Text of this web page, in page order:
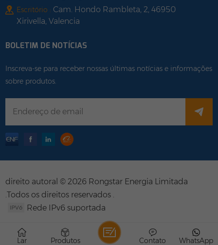
Escritório : Cam. Hondo Rambleta, 2, 46950
Xirivella, Valencia
BOLETIM DE NOTÍCIAS
Inscreva-se para receber nossas últimas notícias e informações
sobre produtos.
direito autoral © 2026 Rongstar Energia Limitada
.Todos os direitos reservados .
Rede IPv6 suportada
Lar Produtos WhatsApp
Contato